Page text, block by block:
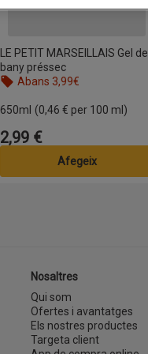
LE PETIT MARSEILLAIS Gel de
bany préssec
Abans 3,99€
650ml (0,46 € per 100 ml)
Preu
2,99 €
Afegeix
Nosaltres
Qui som
Ofertes i avantatges
Els nostres productes
Targeta client